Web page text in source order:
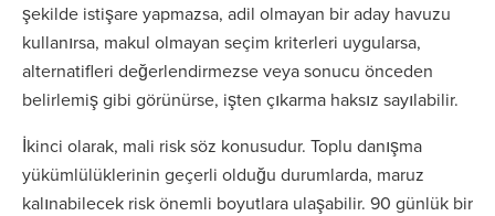
şekilde istişare yapmazsa, adil olmayan bir aday havuzu
kullanırsa, makul olmayan seçim kriterleri uygularsa,
alternatifleri değerlendirmezse veya sonucu önceden
belirlemiş gibi görünürse, işten çıkarma haksız sayılabilir.
İkinci olarak, mali risk söz konusudur. Toplu danışma
yükümlülüklerinin geçerli olduğu durumlarda, maruz
kalınabilecek risk önemli boyutlara ulaşabilir. 90 günlük bir